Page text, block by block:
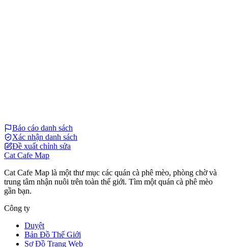
Báo cáo danh sách
Xác nhận danh sách
Đề xuất chỉnh sửa
Cat Cafe Map
Cat Cafe Map là một thư mục các quán cà phê mèo, phòng chờ và
trung tâm nhận nuôi trên toàn thế giới. Tìm một quán cà phê mèo
gần bạn.
Công ty
Duyệt
Bản Đồ Thế Giới
Sơ Đồ Trang Web